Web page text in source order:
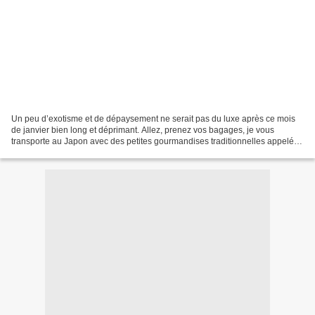
Un peu d’exotisme et de dépaysement ne serait pas du luxe après ce mois
de janvier bien long et déprimant. Allez, prenez vos bagages, je vous
transporte au Japon avec des petites gourmandises traditionnelles appelées